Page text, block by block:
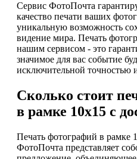
Сервис ФотоПочта
качество печати ваших
уникальную возможность
видение мира. Печать
нашим сервисом - это
значимое для вас событие
исключительной точностью
Сколько стоит
в рамке 10х15 с
Печать фотографий в рамке
ФотоПочта представляет